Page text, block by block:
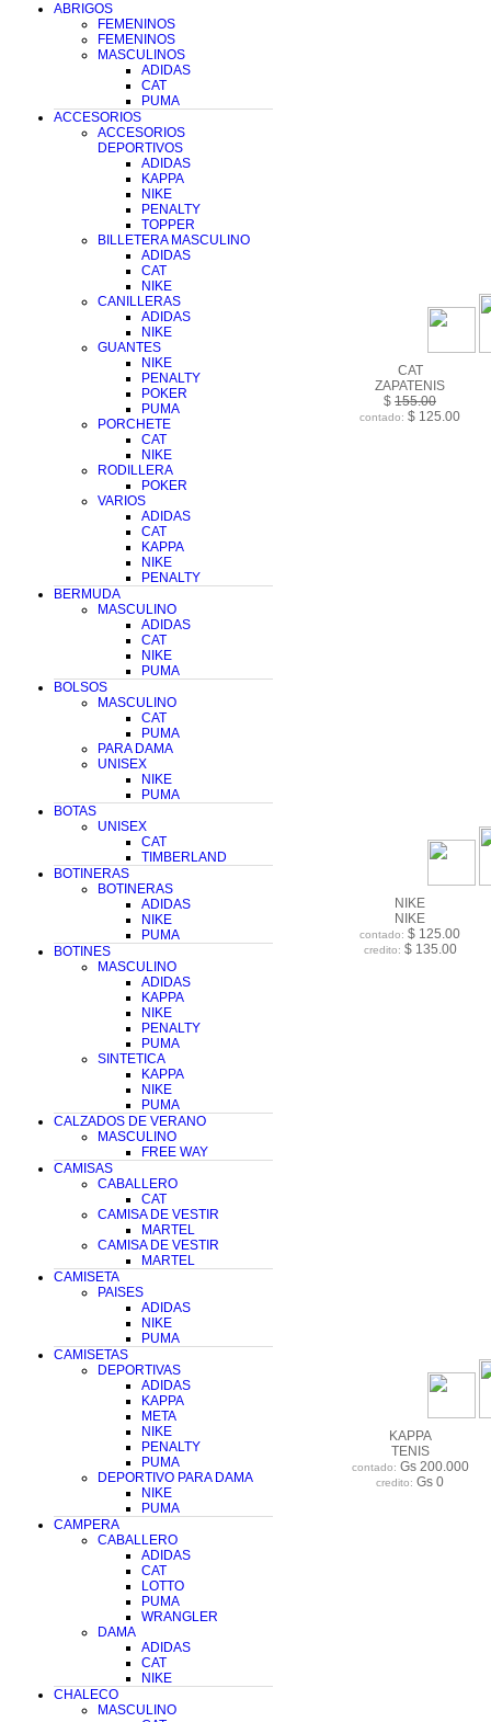
ABRIGOS
FEMENINOS
FEMENINOS
MASCULINOS
ADIDAS
CAT
PUMA
ACCESORIOS
ACCESORIOS
DEPORTIVOS
ADIDAS
KAPPA
NIKE
PENALTY
TOPPER
BILLETERA MASCULINO
ADIDAS
CAT
NIKE
CANILLERAS
ADIDAS
NIKE
GUANTES
NIKE
PENALTY
POKER
PUMA
PORCHETE
CAT
NIKE
RODILLERA
POKER
VARIOS
ADIDAS
CAT
KAPPA
NIKE
PENALTY
BERMUDA
MASCULINO
ADIDAS
CAT
NIKE
PUMA
BOLSOS
MASCULINO
CAT
PUMA
PARA DAMA
UNISEX
NIKE
PUMA
BOTAS
UNISEX
CAT
TIMBERLAND
BOTINERAS
BOTINERAS
ADIDAS
NIKE
PUMA
BOTINES
MASCULINO
ADIDAS
KAPPA
NIKE
PENALTY
PUMA
SINTETICA
KAPPA
NIKE
PUMA
CALZADOS DE VERANO
MASCULINO
FREE WAY
CAMISAS
CABALLERO
CAT
CAMISA DE VESTIR
MARTEL
CAMISA DE VESTIR
MARTEL
CAMISETA
PAISES
ADIDAS
NIKE
PUMA
CAMISETAS
DEPORTIVAS
ADIDAS
KAPPA
META
NIKE
PENALTY
PUMA
DEPORTIVO PARA DAMA
NIKE
PUMA
CAMPERA
CABALLERO
ADIDAS
CAT
LOTTO
PUMA
WRANGLER
DAMA
ADIDAS
CAT
NIKE
CHALECO
MASCULINO
CAT
ZAPATENIS
$ 155.00
contado: $ 125.00
NIKE
NIKE
contado: $ 125.00
credito: $ 135.00
KAPPA
TENIS
contado: Gs 200.000
credito: Gs 0